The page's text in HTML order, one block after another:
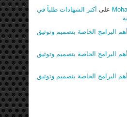
على أكثر الشهادات طلباً في
أهم البرامج الخاصة بتصميم وتوثيق
أهم البرامج الخاصة بتصميم وتوثيق
أهم البرامج الخاصة بتصميم وتوثيق